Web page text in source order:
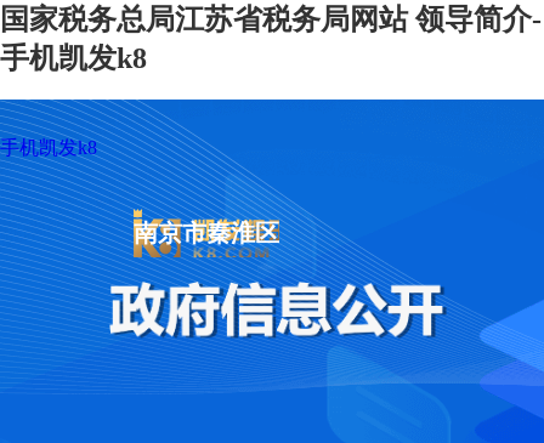
国家税务总局江苏省税务局网站 领导简介-
手机凯发k8
手机凯发k8
南京市秦淮区